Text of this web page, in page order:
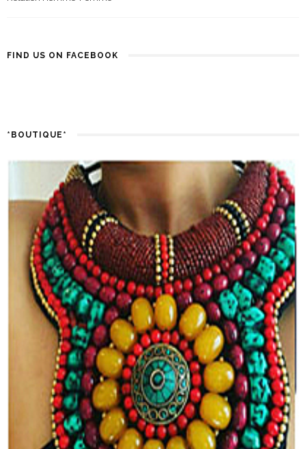
FIND US ON FACEBOOK
*BOUTIQUE*